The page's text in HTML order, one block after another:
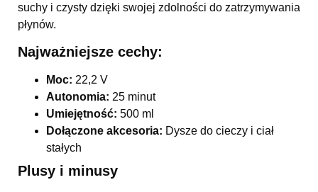
suchy i czysty dzięki swojej zdolności do zatrzymywania
płynów.
Najważniejsze cechy:
Moc: 22,2 V
Autonomia: 25 minut
Umiejętność: 500 ml
Dołączone akcesoria: Dysze do cieczy i ciał
stałych
Plusy i minusy